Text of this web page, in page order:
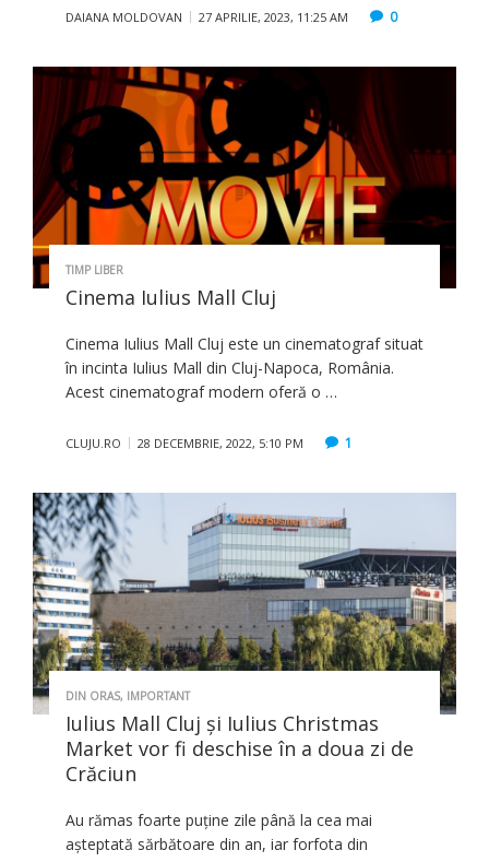
DAIANA MOLDOVAN 27 APRILIE, 2023, 11:25 AM 0
TIMP LIBER
Cinema Iulius Mall Cluj
Cinema Iulius Mall Cluj este un cinematograf situat
în incinta Iulius Mall din Cluj-Napoca, România.
Acest cinematograf modern oferă o …
CLUJU.RO 28 DECEMBRIE, 2022, 5:10 PM 1
DIN ORAS, IMPORTANT
Iulius Mall Cluj și Iulius Christmas
Market vor fi deschise în a doua zi de
Crăciun
Au rămas foarte puţine zile până la cea mai
așteptată sărbătoare din an, iar forfota din